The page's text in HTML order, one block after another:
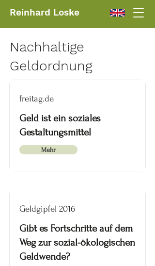
Reinhard Loske
Nachhaltige
Geldordnung
freitag.de
Geld ist ein soziales
Gestaltungsmittel
Mehr
Geldgipfel 2016
Gibt es Fortschritte auf dem
Weg zur sozial-ökologischen
Geldwende?